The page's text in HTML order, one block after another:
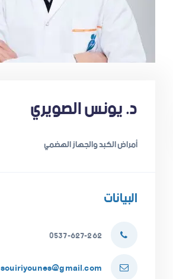
د. يونس الصويري
أمراض الكبد والجهاز الهضمي
البيانات
0537-627-262
souiriyounes@gmail.com